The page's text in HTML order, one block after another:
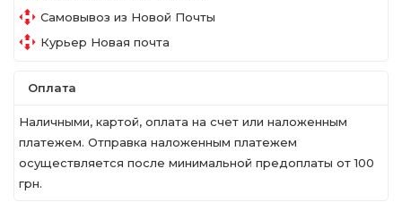
Самовывоз из Новой Почты
Курьер Новая почта
Оплата
Наличными, картой, оплата на счет или наложенным
платежем. Отправка наложенным платежем
осуществляется после минимальной предоплаты от 100
грн.